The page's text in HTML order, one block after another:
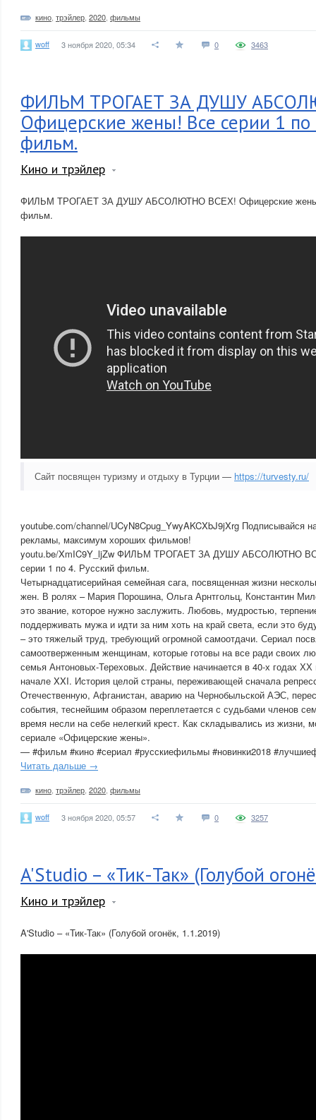
кино трэйлер 2020 фильмы
woff 3 ноября 2020, 05:34 0 3463
ФИЛЬМ ТРОГАЕТ ЗА ДУШУ
Офицерские жены! Все серии 1 по
фильм.
Кино и трэйлер
ФИЛЬМ ТРОГАЕТ ЗА ДУШУ АБСОЛЮТНО ВСЕХ! Офицерские жены!
фильм.
Сайт посвящен туризму и отдыху в Турции — https://turvesty.ru/
youtube.com/channel/UCyN8Cpug_YwyAKCXbJ9jXrg
рекламы, максимум хороших фильмов!
youtu.be/XmIC9Y_ljZw ФИЛЬМ ТРОГАЕТ ЗА ДУШУ АБСОЛЮТНО
серии 1 по 4. Русский фильм.
Четырнадцатисерийная семейная сага, посвященная жизни
жен. В ролях – Мария Порошина, Ольга Арнтгольц, Константин
это звание, которое нужно заслужить. Любовь, мудростью,
поддерживать мужа и идти за ним хоть на край света, если это
– это тяжелый труд, требующий огромной самоотдачи. Сериал
самоотверженным женщинам, которые готовы на все ради своих
семья Антоновых-Тереховых. Действие начинается в 40-х годах ХХ
начале XXI. История целой страны, переживающей сначала
Отечественную, Афганистан, аварию на Чернобыльской АЭС,
события, теснейшим образом переплетается с судьбами членов
время несли на себе нелегкий крест. Как складывались из жизни,
сериале «Офицерские жены».
— #фильм #кино #сериал #русскиефильмы #новинки2018
Читать дальше →
кино трэйлер 2020 фильмы
woff 3 ноября 2020, 05:57 0 3257
A'Studio – «Тик-Так» (Голубой
Кино и трэйлер
A'Studio – «Тик-Так» (Голубой огонёк, 1.1.2019)